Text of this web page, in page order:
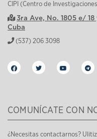
CIPI (Centro de
3ra Ave, No. 1805 e/
Cuba
(537) 206 3098
COMUNÍCATE CON
¿Necesitas contactarnos?